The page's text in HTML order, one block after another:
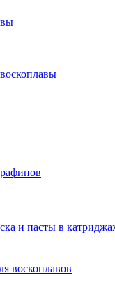
и пасты в
воскоплавов